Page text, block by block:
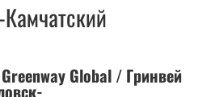
Global / Гринвей